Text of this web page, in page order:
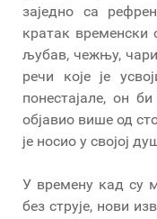
заједно са
кратак временски
љубав, чежњу, чари
речи које је
понестајале, он
објавио више од
је носио у својој
У времену кад су
без струје, нови